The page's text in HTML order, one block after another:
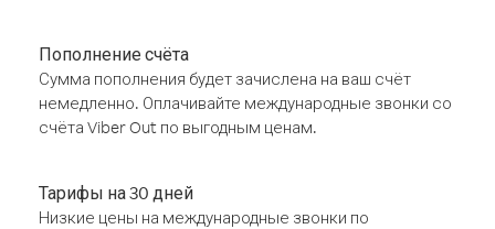
Пополнение счёта
Сумма пополнения будет зачислена на ваш счёт
немедленно. Оплачивайте международные звонки со
счёта Viber Out по выгодным ценам.
Тарифы на 30 дней
Низкие цены на международные звонки по